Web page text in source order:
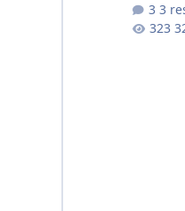
pegada
3